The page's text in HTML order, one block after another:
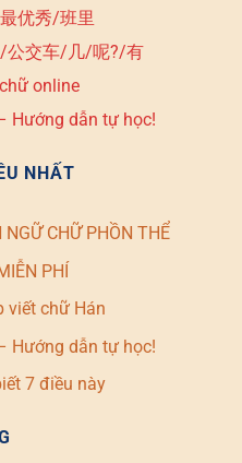
优秀/班里
交车/几/呢?/有
online
Hướng dẫn tự học!
NHẤT
NGỮ CHỮ PHỒN THỂ
PHÍ
viết chữ Hán
Hướng dẫn tự học!
7 điều này